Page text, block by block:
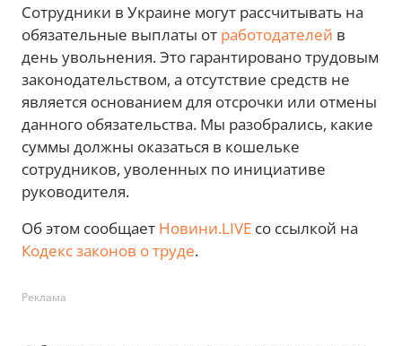
Сотрудники в Украине могут рассчитывать на
обязательные выплаты от работодателей в
день увольнения. Это гарантировано трудовым
законодательством, а отсутствие средств не
является основанием для отсрочки или отмены
данного обязательства. Мы разобрались, какие
суммы должны оказаться в кошельке
сотрудников, уволенных по инициативе
руководителя.
Об этом сообщает Новини.LIVE со ссылкой на
Кодекс законов о труде.
Реклама